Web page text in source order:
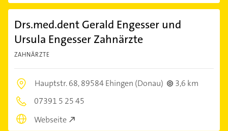
Drs.med.dent Gerald Engesser und
Ursula Engesser Zahnärzte
ZAHNÄRZTE
Hauptstr. 68,89584 Ehingen (Donau)
3,6 km
07391 5 25 45
Webseite